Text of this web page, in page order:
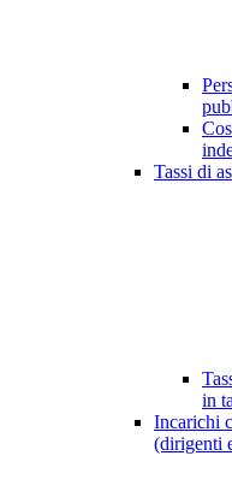
Tassi di
in
Incarichi
(dirigenti